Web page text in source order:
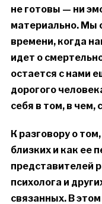
не готовы — ни
материально. Мы
времени, когда
идет о
остается с нами
дорогого
себя в том, в чем,
К разговору о
близких и как ее
представителей
психолога и
связанных. В